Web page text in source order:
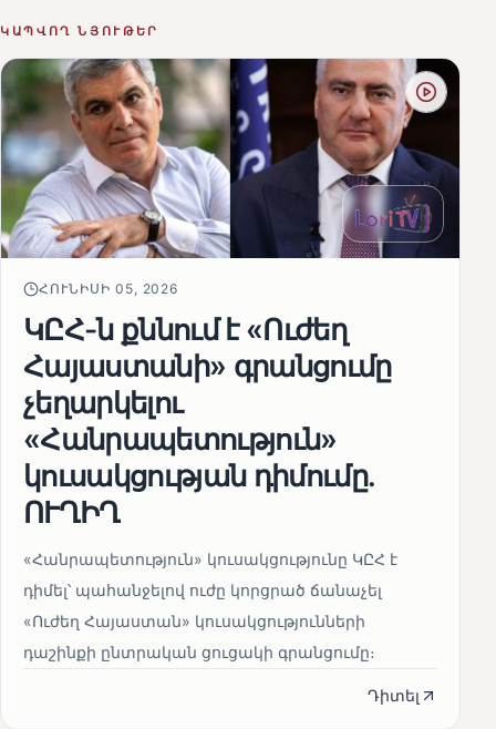
ԿԱՊՎՈՂ ՆՅՈՒԹԵՐ
ՀՈՒՆԻՍԻ 05, 2026
ԿԸՀ-ն քննում է «Ուժեղ
Հայաստանի» գրանցումը
չեղարկելու
«Հանրապետություն»
կուսակցության դիմումը.
ՈՒՂԻՂ
«Հանրապետություն» կուսակցությունը ԿԸՀ է
դիմել՝ պահանջելով ուժը կորցրած ճանաչել
«Ուժեղ Հայաստան» կուսակցությունների
դաշինքի ընտրական ցուցակի գրանցումը։
Դիտել